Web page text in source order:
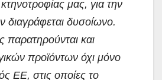
μας, για την
διαγράφεται δυσοίωνο.
παρατηρούνται και
προϊόντων όχι μόνο
ΕΕ, στις οποίες το